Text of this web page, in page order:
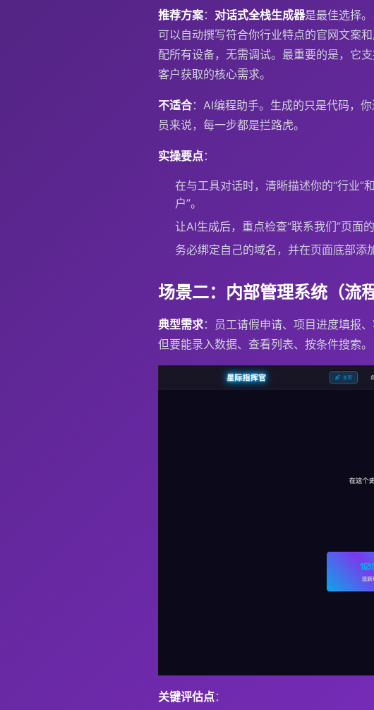
推荐方案： 对话式全栈生成器是最佳选择
可以自动撰写符合你行业特点的官网文案
配所有设备，无需调试。最重要的是，它
客户获取的核心需求。
不适合：AI编程助手。生成的只是代码，
员来说，每一步都是拦路虎。
实操要点：
在与工具对话时，清晰描述你的“行业”
户”。
让AI生成后，重点检查“联系我们”页面
务必绑定自己的域名，并在页面底部添
场景二：内部管理系统（流
典型需求：员工请假申请、项目进度填报
但要能录入数据、查看列表、按条件搜索。
关键评估点：